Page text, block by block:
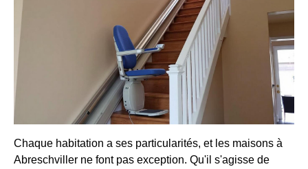
Chaque habitation a ses particularités, et les maisons à
Abreschviller ne font pas exception. Qu'il s'agisse de